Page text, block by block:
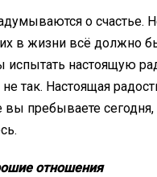
о счастье.
в жизни всё должно
испытать настоящую
так. Настоящая
вы пребываете
отношения